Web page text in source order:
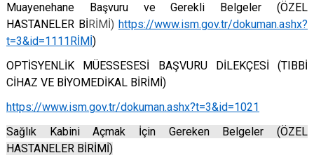
Muayenehane Başvuru ve Gerekli Belgeler (ÖZEL
HASTANELER BİRİMİ) https://www.ism.gov.tr/dokuman.ashx?
t=3&id=1111RİMİ)
OPTİSYENLİK MÜESSESESİ BAŞVURU DİLEKÇESİ (TIBBİ
CİHAZ VE BİYOMEDİKAL BİRİMİ)
https://www.ism.gov.tr/dokuman.ashx?t=3&id=1021
Sağlık Kabini Açmak İçin Gereken Belgeler (ÖZEL
HASTANELER BİRİMİ)